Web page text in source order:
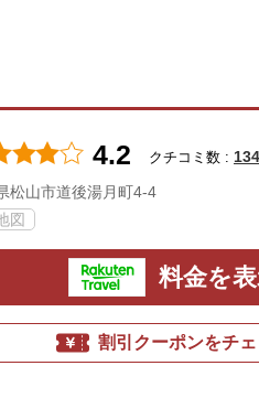
4.2 クチコミ数 :
松山市道後湯月町4-4
図
料金を
割引クーポンをチェ